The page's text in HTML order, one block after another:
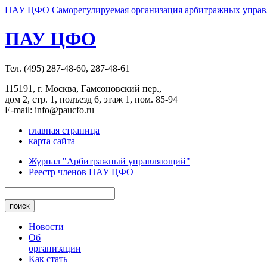
ПАУ ЦФО Саморегулируемая организация арбитражных
ПАУ ЦФО
Тел. (495) 287-48-60, 287-48-61
115191, г. Москва, Гамсоновский пер.,
дом 2, стр. 1, подъезд 6, этаж 1, пом. 85-94
E-mail: info@paucfo.ru
главная страница
карта сайта
Журнал "Арбитражный управляющий"
Реестр членов ПАУ ЦФО
Новости
Об
организации
Как стать